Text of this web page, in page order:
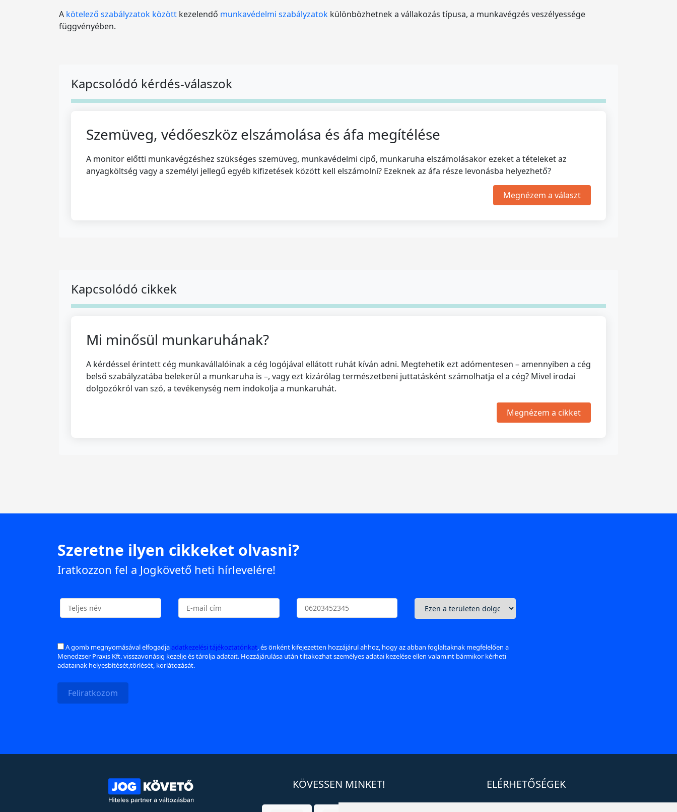
A kötelező szabályzatok között kezelendő munkavédelmi szabályzatok különbözhetnek a vállakozás típusa, a munkavégzés veszélyessége
függvényében.
Kapcsolódó kérdés-válaszok
Szemüveg, védőeszköz elszámolása és áfa megítélése
A monitor előtti munkavégzéshez szükséges szemüveg, munkavédelmi cipő, munkaruha elszámolásakor ezeket a tételeket az
anyagköltség vagy a személyi jellegű egyéb kifizetések között kell elszámolni? Ezeknek az áfa része levonásba helyezhető?
Megnézem a választ
Kapcsolódó cikkek
Mi minősül munkaruhának?
A kérdéssel érintett cég munkavállalóinak a cég logójával ellátott ruhát kíván adni. Megtehetik ezt adómentesen – amennyiben a cég
belső szabályzatába belekerül a munkaruha is –, vagy ezt kizárólag természetbeni juttatásként számolhatja el a cég? Mivel irodai
dolgozókról van szó, a tevékenység nem indokolja a munkaruhát.
Megnézem a cikket
Szeretne ilyen cikkeket olvasni?
Iratkozzon fel a Jogkövető heti hírlevelére!
A gomb megnyomásával elfogadjaadatkezelési tájékoztatónkat, és önként kifejezetten hozzájárul ahhoz, hogy az abban foglaltaknak megfelelően a
Menedzser Praxis Kft. visszavonásig kezelje és tárolja adatait. Hozzájárulása után tiltakozhat személyes adatai kezelése ellen valamint bármikor kérheti
adatainak helyesbítését,törlését, korlátozását.
Feliratkozom
KÖVESSEN MINKET! ELÉRHETŐSÉGEK